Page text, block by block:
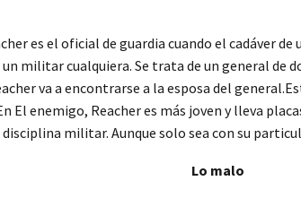
es el oficial de guardia cuando el cadáver
militar cualquiera. Se trata de un general de
va a encontrarse a la esposa del
El enemigo, Reacher es más joven y lleva
militar. Aunque solo sea con su
Lo malo